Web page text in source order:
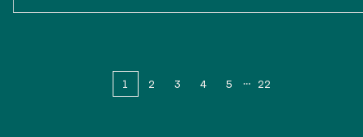
1 2 3 4 5 22